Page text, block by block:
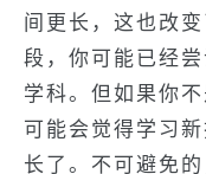
间更长，这也改
段，你可能已经
学科。但如果你
可能会觉得学习
长了。不可避免